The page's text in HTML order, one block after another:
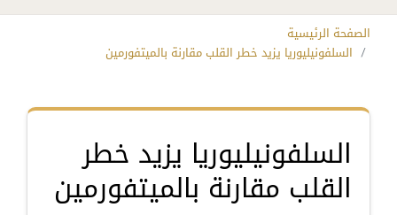
الصفحة الرئيسية
السلفونيليوريا يزيد خطر القلب مقارنة بالميتفورمين
السلفونيليوريا يزيد خطر
القلب مقارنة بالميتفورمين